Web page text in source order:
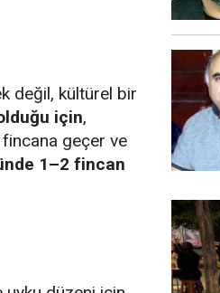
değil, kültürel bir
için,
geçer ve
1–2 fincan